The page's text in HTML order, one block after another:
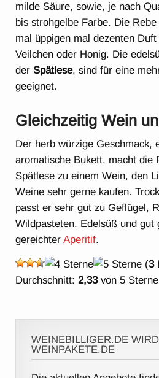
milde Säure, sowie, je nach
bis strohgelbe Farbe. Die
mal üppigen mal dezenten
Veilchen oder Honig. Die
der Spätlese, sind für eine
geeignet.
Gleichzeitig Wein
Der herb würzige Geschmack,
aromatische Bukett, macht die
Spätlese zu einem Wein, den
Weine sehr gerne kaufen.
passt er sehr gut zu Geflügel,
Wildpasteten. Edelsüß und
gereichterAperitif.
(3
Durchschnitt: 2,33von 5
WEINEBILLIGER.DE
WEINPAKETE.DE